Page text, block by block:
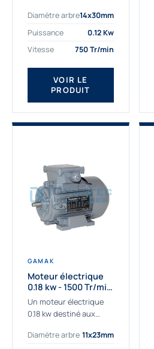
kw. Dymatec Industries
vous propose le moteur
moteur de
qualité Gamak...
Diamètre arbre14x30mm
Puissance
0.12 Kw
Vitesse
750 Tr/min
VOIR LE
PRODUIT
GAMAK
Moteur électrique
0.18 kw - 1500 Tr/min
- 230/400V - IE2
Un moteur électrique
0.18 kw destiné aux
exigeantes. Fort de
Diamètre arbre 11x23mm